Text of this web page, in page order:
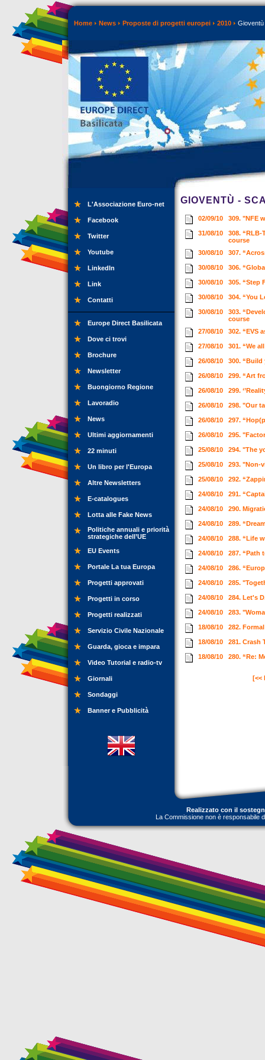
Home News Proposte di progetti europei 2010
L'Associazione Euro-net
Facebook
Twitter
Youtube
LinkedIn
Link
Contatti
Europe Direct Basilicata
Dove ci trovi
Brochure
Newsletter
Buongiorno Regione
Lavoradio
News
Ultimi aggiornamenti
22 minuti
Un libro per l'Europa
Altre Newsletters
E-catalogues
Lotta alle Fake News
Politiche annuali e priorità
strategiche dell’UE
EU Events
Portale La tua Europa
Progetti approvati
Progetti in corso
Progetti realizzati
Servizio Civile Nazionale
Guarda, gioca e impara
Video Tutorial e radio-tv
Giornali
Sondaggi
Banner e Pubblicità
GIOVENTÙ -
02/09/10 309. "NFE
31/08/10
308.
course
30/08/10
307.
30/08/10 306.
30/08/10 305. “Step
30/08/10 304. “You
30/08/10
303.
course
27/08/10
302. “EVS
27/08/10 301. “We
26/08/10 300. “Build
26/08/10 299. “Art
26/08/10 299.
26/08/10 298. "Our
26/08/10 297.
26/08/10 295.
25/08/10 294. "The
25/08/10 293. "Non-
25/08/10 292.
24/08/10 291.
24/08/10 290.
24/08/10 289.
24/08/10 288. “Life
24/08/10 287. “Path
24/08/10 286.
24/08/10 285.
24/08/10 284. Let's
24/08/10 283.
18/08/10 282.
18/08/10 281. Crash
18/08/10 280. “Re:
[<<
Realizzato con il
La Commissione non è responsabile